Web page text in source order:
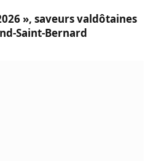
», saveurs valdôtaines
Saint-Bernard